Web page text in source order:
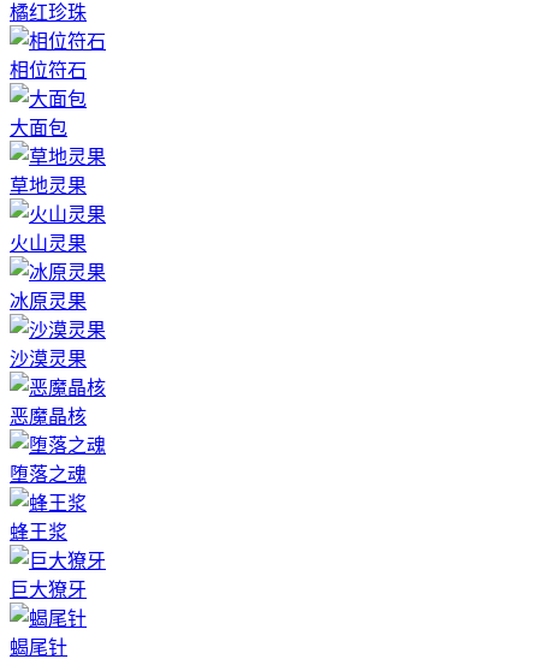
橘红珍珠
相位符石
大面包
草地灵果
火山灵果
冰原灵果
沙漠灵果
恶魔晶核
堕落之魂
蜂王浆
巨大獠牙
蝎尾针